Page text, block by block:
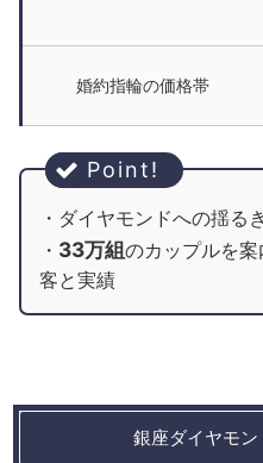
婚約指輪の価格帯
・ダイヤモンドへの揺る
・ 33万組のカップルを
客と実績
銀座ダイヤモ